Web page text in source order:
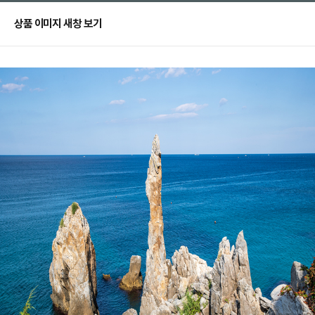
상품 이미지 새창 보기